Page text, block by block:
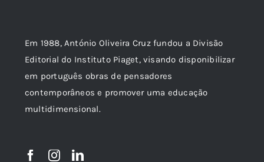
Em 1988, António Oliveira Cruz fundou a Divisão
Editorial do Instituto Piaget, visando disponibilizar
em português obras de pensadores
contemporâneos e promover uma educação
multidimensional.